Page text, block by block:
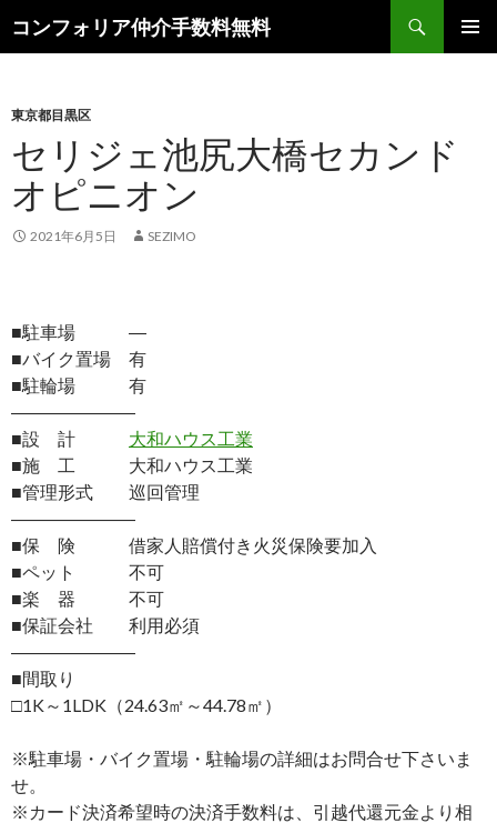
コンフォリア仲介手数料無料
索
ン
ツ
へ
ス
キ
ッ
東京都目黒区
セリジェ池尻大橋セカンド
オピニオン
2021年6月5日 SEZIMO
■駐車場 ―
■バイク置場 有
■駐輪場 有
―――――――
■設 計 大和ハウス工業
■施 工 大和ハウス工業
■管理形式 巡回管理
―――――――
■保 険 借家人賠償付き火災保険要加入
■ペット 不可
■楽 器 不可
■保証会社 利用必須
―――――――
■間取り
□1K～1LDK（24.63㎡～44.78㎡）
※駐車場・バイク置場・駐輪場の詳細はお問合せ下さいま
せ。
※カード決済希望時の決済手数料は、引越代還元金より相